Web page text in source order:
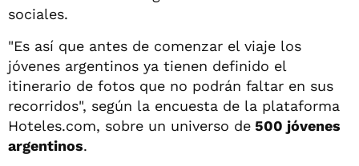
sociales.
"Es así que antes de comenzar el viaje los
jóvenes argentinos ya tienen definido el
itinerario de fotos que no podrán faltar en sus
recorridos", según la encuesta de la plataforma
Hoteles.com, sobre un universo de 500 jóvenes
argentinos.